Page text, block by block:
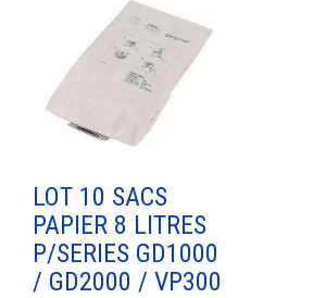
LOT 10 SACS
PAPIER 8 LITRES
P/SERIES GD1000
/ GD2000 / VP300